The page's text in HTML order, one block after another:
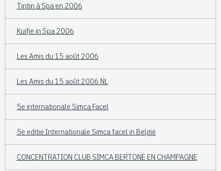
Tintin à Spa en 2006
Kuifje in Spa 2006
Les Amis du 15 août 2006
Les Amis du 15 août 2006 NL
5e internationale Simca Facel
5e editie Internationale Simca facel in België
CONCENTRATION CLUB SIMCA BERTONE EN CHAMPAGNE